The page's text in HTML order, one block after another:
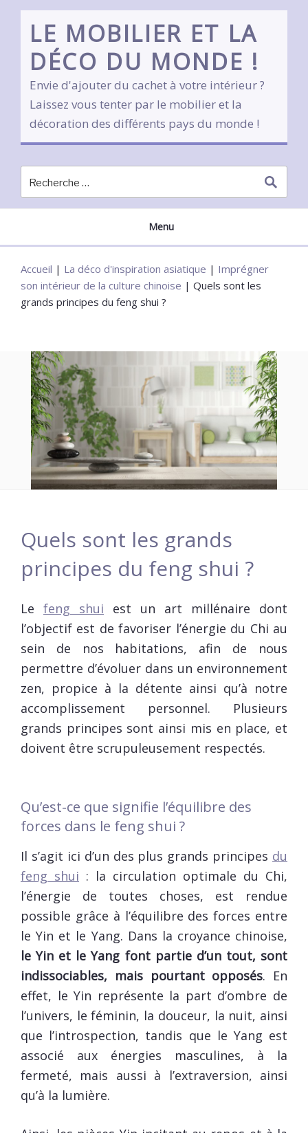
contentLE MOBILIER ET LA
DÉCO DU MONDE !
Envie d'ajouter du cachet à votre intérieur ?
Laissez vous tenter par le mobilier et la
décoration des différents pays du monde !
Menu
Accueil | La déco d'inspiration asiatique | Imprégner
son intérieur de la culture chinoise | Quels sont les
grands principes du feng shui ?
Quels sont les grands
principes du feng shui ?
Le feng shui est un art millénaire dont
l’objectif est de favoriser l’énergie du Chi au
sein de nos habitations, afin de nous
permettre d’évoluer dans un environnement
zen, propice à la détente ainsi qu’à notre
accomplissement personnel. Plusieurs
grands principes sont ainsi mis en place, et
doivent être scrupuleusement respectés.
Qu’est-ce que signifie l’équilibre des
forces dans le feng shui ?
Il s’agit ici d’un des plus grands principes du
feng shui : la circulation optimale du Chi,
l’énergie de toutes choses, est rendue
possible grâce à l’équilibre des forces entre
le Yin et le Yang. Dans la croyance chinoise,
le Yin et le Yang font partie d’un tout, sont
indissociables, mais pourtant opposés. En
effet, le Yin représente la part d’ombre de
l’univers, le féminin, la douceur, la nuit, ainsi
que l’introspection, tandis que le Yang est
associé aux énergies masculines, à la
fermeté, mais aussi à l’extraversion, ainsi
qu’à la lumière.